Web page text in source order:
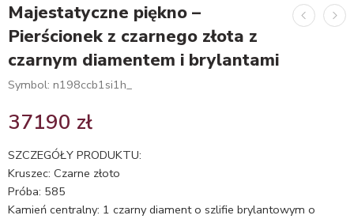
Majestatyczne piękno –
Pierścionek z czarnego złota z
czarnym diamentem i brylantami
Symbol: n198ccb1si1h_
37190 zł
SZCZEGÓŁY PRODUKTU:
Kruszec: Czarne złoto
Próba: 585
Kamień centralny: 1 czarny diament o szlifie brylantowym o